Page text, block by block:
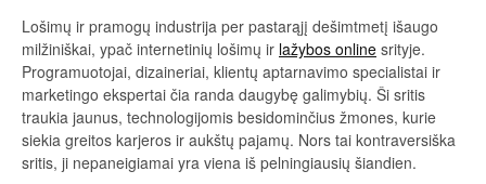
Lošimų ir pramogų industrija per pastarąjį dešimtmetį išaugo
milžiniškai, ypač internetinių lošimų ir lažybos online srityje.
Programuotojai, dizaineriai, klientų aptarnavimo specialistai ir
marketingo ekspertai čia randa daugybę galimybių. Ši sritis
traukia jaunus, technologijomis besidominčius žmones, kurie
siekia greitos karjeros ir aukštų pajamų. Nors tai kontraversiška
sritis, ji nepaneigiamai yra viena iš pelningiausių šiandien.